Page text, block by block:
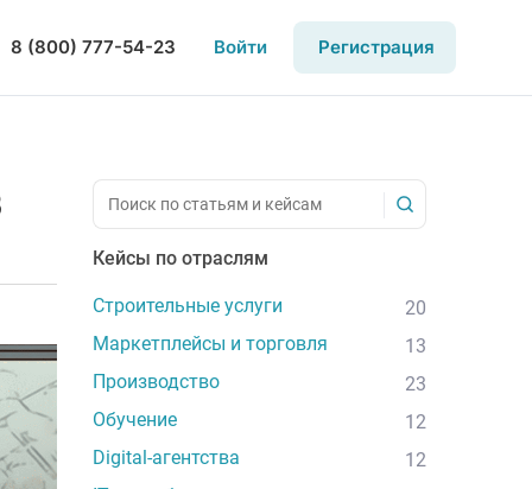
8 (800) 777-54-23 Войти Регистрация
Кейсы по отраслям
Строительные услуги
20
Маркетплейсы и торговля
13
Производство
23
Обучение
12
Digital-агентства
12